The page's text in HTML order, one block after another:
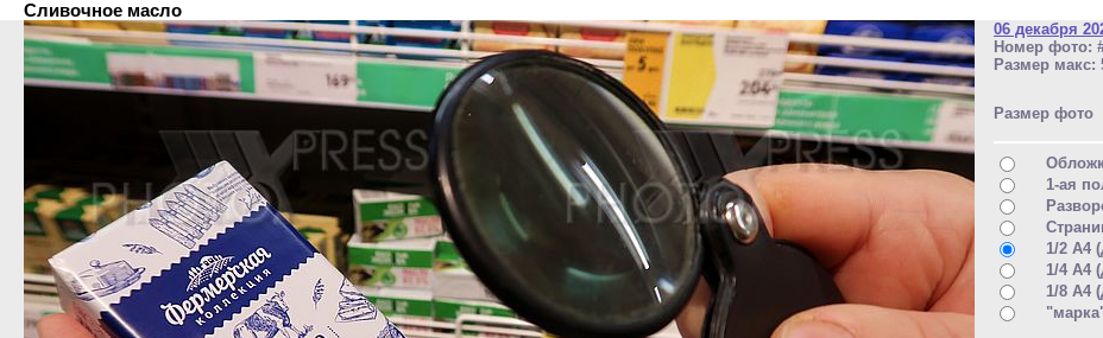
Сливочное масло
06 декабря
Номер фото:
Размер макс:
Размер фото
1-ая
1/2 A4
1/4 A4
1/8 A4